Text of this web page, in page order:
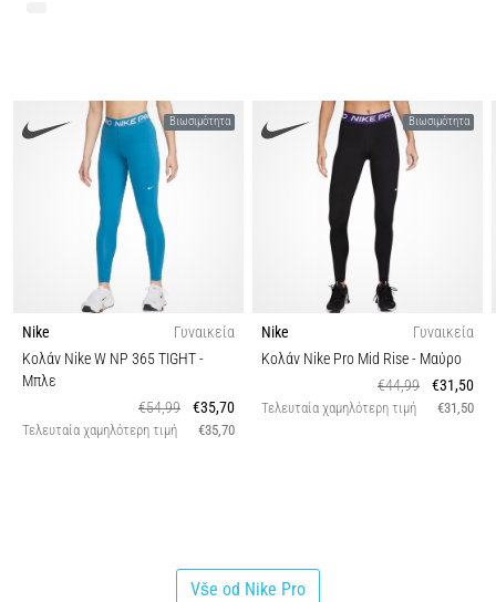
Βιωσιμότητα
Nike
Γυναικεία
Κολάν Nike W NP 365 TIGHT-
Μπλε
€54,99
€35,70
Τελευταία χαμηλότερη τιμή €35,70
Βιωσιμότητα
Nike
Γυναικεία
Κολάν Nike Pro Mid Rise- Μαύρο
€44,99
€31,50
Τελευταία χαμηλότερη τιμή €31,50
Vše od Nike Pro